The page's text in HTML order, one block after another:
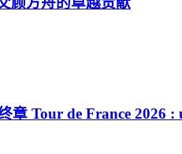
Tour de France 2026 :